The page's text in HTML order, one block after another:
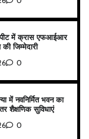
में क्रास एफआईआर
जिम्मेदारी
0
में नवनिर्मित भवन का
शैक्षणिक सुविधाएं
0